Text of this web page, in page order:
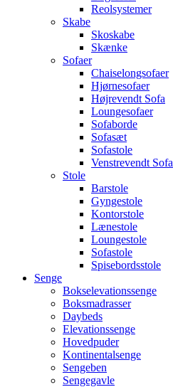
Reolsystemer
Skabe
Skoskabe
Skænke
Sofaer
Chaiselongsofaer
Hjørnesofaer
Højrevendt Sofa
Loungesofaer
Sofaborde
Sofasæt
Sofastole
Venstrevendt Sofa
Stole
Barstole
Gyngestole
Kontorstole
Lænestole
Loungestole
Sofastole
Spisebordsstole
Senge
Bokselevationssenge
Boksmadrasser
Daybeds
Elevationssenge
Hovedpuder
Kontinentalsenge
Sengeben
Sengegavle